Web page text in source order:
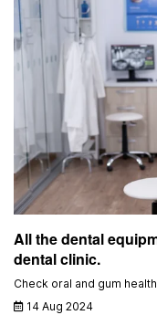
All the dental
dental clinic.
Check oral and gum
14 Aug 2024